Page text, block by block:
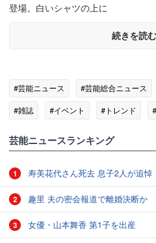
登場。白いシャツの上に
続きを読む
#芸能ニュース #芸能総合ニュース
#雑誌
#イベント #トレンド
芸能ニュースランキング
1 寿美花代さん死去 息子2人が追悼
2 趣里 夫の密会報道で離婚決断か
3 女優・山本舞香 第1子を出産